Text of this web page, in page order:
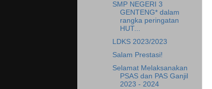
SMP NEGERI 3
GENTENG* dalam
rangka peringatan
HUT...
LDKS 2023/2023
Salam Prestasi!
Selamat Melaksanakan
PSAS dan PAS Ganjil
2023 - 2024